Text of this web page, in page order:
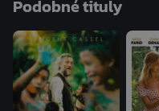
všem konvencím
příběhu prohřátém
oblékl kostým
zapšklého majitele
Podobné tituly